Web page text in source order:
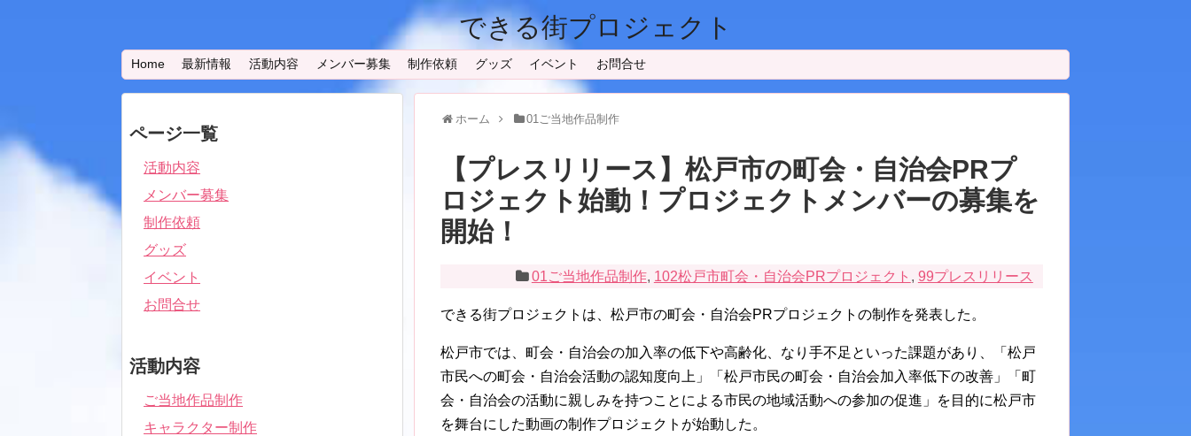
できる街プロジェクト
Home 最新情報 活動内容 メンバー募集 制作依頼 グッズ イベント お問合せ
ホーム 01ご当地作品制作
【プレスリリース】松戸市の町会・自治会PRプ
ロジェクト始動！プロジェクトメンバーの募集を
開始！
01ご当地作品制作, 102松戸市町会・自治会PRプロジェクト , 99プレスリリース
できる街プロジェクトは、松戸市の町会・自治会PRプロジェクトの制作を発表した。
松戸市では、町会・自治会の加入率の低下や高齢化、なり手不足といった課題があり、「松戸
市民への町会・自治会活動の認知度向上」「松戸市民の町会・自治会加入率低下の改善」「町
会・自治会の活動に親しみを持つことによる市民の地域活動への参加の促進」を目的に松戸市
を舞台にした動画の制作プロジェクトが始動した。
ページ一覧
活動内容
メンバー募集
制作依頼
グッズ
イベント
お問合せ
活動内容
ご当地作品制作
キャラクター制作